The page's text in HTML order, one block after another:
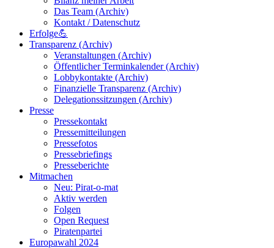
Das Team (Archiv)
Kontakt / Datenschutz
Erfolge💪
Transparenz (Archiv)
Veranstaltungen (Archiv)
Öffentlicher Terminkalender (Archiv)
Lobbykontakte (Archiv)
Finanzielle Transparenz (Archiv)
Delegationssitzungen (Archiv)
Presse
Pressekontakt
Pressemitteilungen
Pressefotos
Pressebriefings
Presseberichte
Mitmachen
Neu: Pirat-o-mat
Aktiv werden
Folgen
Open Request
Piratenpartei
Europawahl 2024